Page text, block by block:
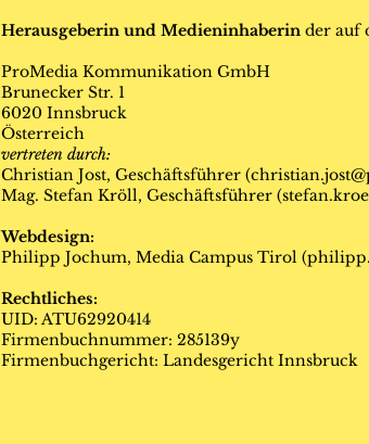
Herausgeberin und Medieninhaberin der auf
ProMedia Kommunikation GmbH
Brunecker Str. 1
6020 Innsbruck
Österreich
​​​vertreten durch:
Christian Jost, Geschäftsführer (
Mag. Stefan Kröll, Geschäftsführer (
Webdesign:
Philipp Jochum, Media Campus Tirol (
Rechtliches:
UID: ATU62920414
Firmenbuchnummer: 285139y
Firmenbuchgericht: Landesgericht Innsbruck